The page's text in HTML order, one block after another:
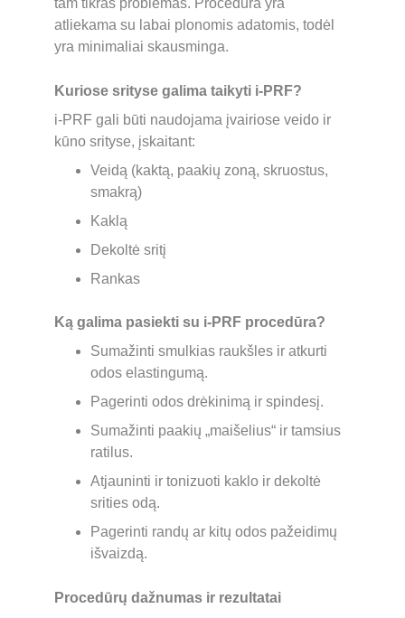
tam tikras problemas. Procedūra yra
atliekama su labai plonomis adatomis, todėl
yra minimaliai skausminga.
Kuriose srityse galima taikyti i-PRF?
i-PRF gali būti naudojama įvairiose veido ir
kūno srityse, įskaitant:
Veidą (kaktą, paakių zoną, skruostus,
smakrą)
Kaklą
Dekoltė sritį
Rankas
Ką galima pasiekti su i-PRF procedūra?
Sumažinti smulkias raukšles ir atkurti
odos elastingumą.
Pagerinti odos drėkinimą ir spindesį.
Sumažinti paakių „maišelius“ ir tamsius
ratilus.
Atjauninti ir tonizuoti kaklo ir dekoltė
srities odą.
Pagerinti randų ar kitų odos pažeidimų
išvaizdą.
Procedūrų dažnumas ir rezultatai